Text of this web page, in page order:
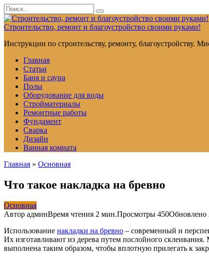
Перейти
к
контенту
Search
for:
Строительство, ремонт и благоустройство своими руками!
Инструкции по строительству, ремонту, благоустройству.
Главная
Статьи
Баня и сауна
Полы
Оборудование для воды
Стройматериалы
Ремонтные работы
Фундамент
Сварка
Дизайн
Ванная комната
Главная » Основная
Что такое накладка на бревно
Основная
Автор админВремя чтения 2 мин.Просмотры 450Обновлено
Использование накладки на бревно – современный и
Их изготавливают из дерева путем послойного
выполнена таким образом, чтобы вплотную прилегать к